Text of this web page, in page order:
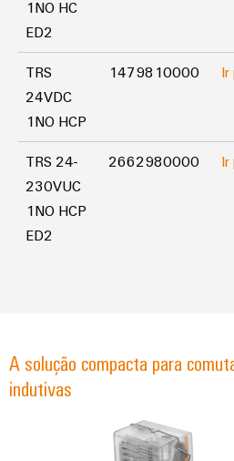
cabos
personalizados
1NO HC
ED2
TRS
24VDC
1NO HCP
1479810000 Ir
TRS 24-
230VUC
1NO HCP
ED2
2662980000 Ir
A solução compacta para
indutivas